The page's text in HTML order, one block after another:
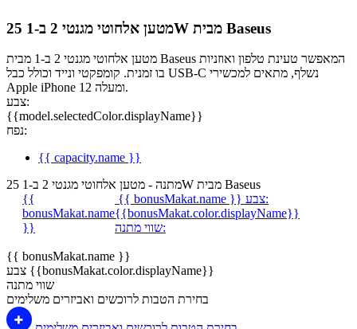
מטען אלחוטי מגנטי 2 ב-1 25W מבית Baseus
מטען אלחוטי מגנטי 2 ב-1 מבית Baseus המאפשר טעינת טלפון ואוזניות
בו זמנית. קומפקטי ונייד וכולל כבל USB-C נשלף, מתאים למכשירי
Apple iPhone 12 ומעלה.
צבע:
{{model.selectedColor.displayName}}
נפח:
{{ capacity.name }}
מתנה - מטען אלחוטי מגנטי 2 ב-1 25W מבית Baseus
{{
bonusMakat.name
}}
{{ bonusMakat.name }}
צבע:
{{bonusMakat.color.displayName}}
שווי מתנה:
{{ bonusMakat.name }}
צבע {{bonusMakat.color.displayName}}
שווי מתנה
בחירת הטבות לרוכשים ואביזרים משלימים